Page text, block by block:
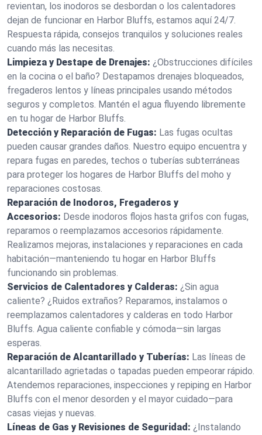
revientan, los inodoros se desbordan o los calentadores
dejan de funcionar en Harbor Bluffs, estamos aquí 24/7.
Respuesta rápida, consejos tranquilos y soluciones reales
cuando más las necesitas.
Limpieza y Destape de Drenajes: ¿Obstrucciones difíciles
en la cocina o el baño? Destapamos drenajes bloqueados,
fregaderos lentos y líneas principales usando métodos
seguros y completos. Mantén el agua fluyendo libremente
en tu hogar de Harbor Bluffs.
Detección y Reparación de Fugas: Las fugas ocultas
pueden causar grandes daños. Nuestro equipo encuentra y
repara fugas en paredes, techos o tuberías subterráneas
para proteger los hogares de Harbor Bluffs del moho y
reparaciones costosas.
Reparación de Inodoros, Fregaderos y
Accesorios: Desde inodoros flojos hasta grifos con fugas,
reparamos o reemplazamos accesorios rápidamente.
Realizamos mejoras, instalaciones y reparaciones en cada
habitación—manteniendo tu hogar en Harbor Bluffs
funcionando sin problemas.
Servicios de Calentadores y Calderas: ¿Sin agua
caliente? ¿Ruidos extraños? Reparamos, instalamos o
reemplazamos calentadores y calderas en todo Harbor
Bluffs. Agua caliente confiable y cómoda—sin largas
esperas.
Reparación de Alcantarillado y Tuberías: Las líneas de
alcantarillado agrietadas o tapadas pueden empeorar rápido.
Atendemos reparaciones, inspecciones y repiping en Harbor
Bluffs con el menor desorden y el mayor cuidado—para
casas viejas y nuevas.
Líneas de Gas y Revisiones de Seguridad: ¿Instalando